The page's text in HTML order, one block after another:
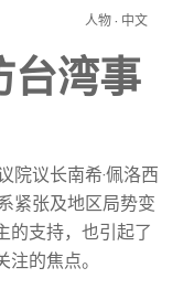
人物 · 中文
台湾事
院议长南希·佩洛西
紧张及地区局势变
的支持，也引起了
的焦点。